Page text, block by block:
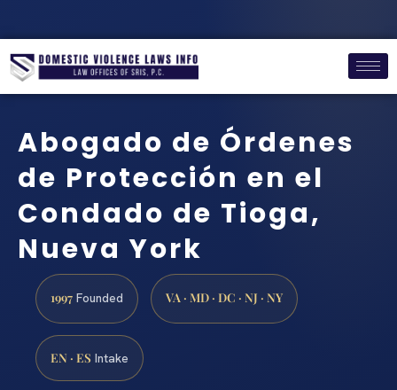
Abogado de Órdenes
de Protección en el
Condado de Tioga,
Nueva York
1997 Founded VA · MD · DC · NJ · NY
EN · ES Intake